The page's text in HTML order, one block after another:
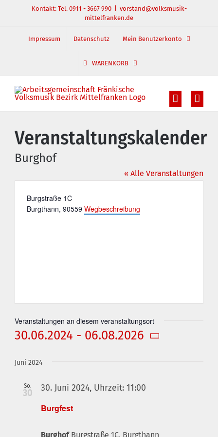
springen
Kontakt: Tel. 0911 - 3667 990
vorstand@volksmusik-
mittelfranken.de
Impressum Datenschutz Mein Benutzerkonto
WARENKORB
Veranstaltungskalender
Burghof
« Alle Veranstaltungen
Adresse
Burgstraße 1C
Burgthann, 90559 Wegbeschreibung
Veranstaltungen an diesem veranstaltungsort
30.06.2024 - 06.08.2026
wählen.
Juni 2024
So.
30
Burgfest
30. Juni 2024, Uhrzeit: 11:00
Burghof Burgstraße 1C, Burgthann